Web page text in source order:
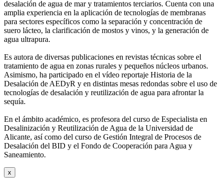
desalación de agua de mar y tratamientos terciarios. Cuenta con una
amplia experiencia en la aplicación de tecnologías de membranas
para sectores específicos como la separación y concentración de
suero lácteo, la clarificación de mostos y vinos, y la generación de
agua ultrapura.
Es autora de diversas publicaciones en revistas técnicas sobre el
tratamiento de agua en zonas rurales y pequeños núcleos urbanos.
Asimismo, ha participado en el vídeo reportaje Historia de la
Desalación de AEDyR y en distintas mesas redondas sobre el uso de
tecnologías de desalación y reutilización de agua para afrontar la
sequía.
En el ámbito académico, es profesora del curso de Especialista en
Desalinización y Reutilización de Agua de la Universidad de
Alicante, así como del curso de Gestión Integral de Procesos de
Desalación del BID y el Fondo de Cooperación para Agua y
Saneamiento.
x